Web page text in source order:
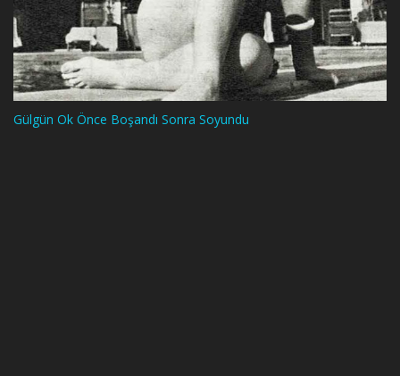
Gülgün Ok Önce Boşandı Sonra Soyundu